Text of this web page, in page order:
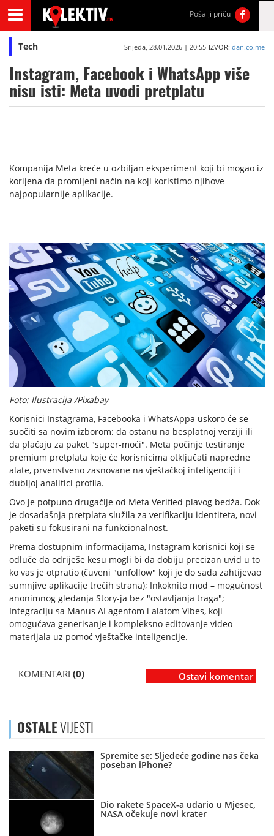
Pošalji priču
Tech Srijeda, 28.01.2026 | 20:55 IZVOR: dan.co.me
Instagram, Facebook i WhatsApp više
nisu isti: Meta uvodi pretplatu
Kompanija Meta kreće u ozbiljan eksperiment koji bi mogao iz
korijena da promijeni način na koji koristimo njihove
najpopularnije aplikacije.
Foto: Ilustracija /Pixabay
Korisnici Instagrama, Facebooka i WhatsAppa uskoro će se
suočiti sa novim izborom: da ostanu na besplatnoj verziji ili
da plaćaju za paket "super-moći". Meta počinje testiranje
premium pretplata koje će korisnicima otključati napredne
alate, prvenstveno zasnovane na vještačkoj inteligenciji i
dubljoj analitici profila.
Ovo je potpuno drugačije od Meta Verified plavog bedža. Dok
je dosadašnja pretplata služila za verifikaciju identiteta, novi
paketi su fokusirani na funkcionalnost.
Prema dostupnim informacijama, Instagram korisnici koji se
odluče da odriješe kesu mogli bi da dobiju precizan uvid u to
ko vas je otpratio (čuveni "unfollow" koji je do sada zahtijevao
sumnjive aplikacije trećih strana); Inkoknito mod – mogućnost
anonimnog gledanja Story-ja bez "ostavljanja traga";
Integraciju sa Manus AI agentom i alatom Vibes, koji
omogućava generisanje i kompleksno editovanje video
materijala uz pomoć vještačke inteligencije.
KOMENTARI (0) Ostavi komentar
OSTALEVIJESTI
Spremite se: Sljedeće godine nas čeka
poseban iPhone?
Dio rakete SpaceX-a udario u Mjesec,
NASA očekuje novi krater